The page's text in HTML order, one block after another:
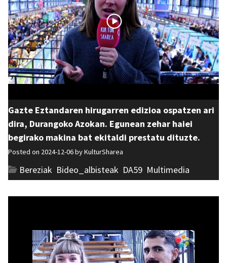
Gazte Eztandaren hirugarren edizioa ospatzen ari
dira, Durangoko Azokan. Egunean zehar haiei
begirako makina bat ekitaldi prestatu dituzte.
Posted on 2024-12-06 byKulturSharea
Bereziak Bideo_albisteak DA59 Multimedia